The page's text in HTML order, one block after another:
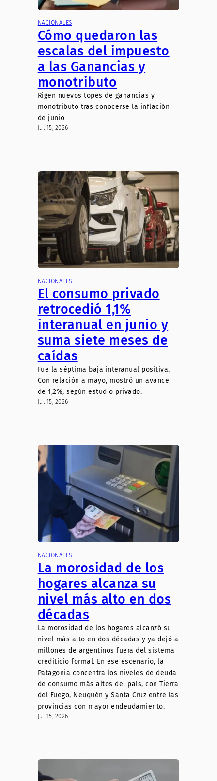
NACIONALES
Cómo quedaron las
escalas del impuesto
a las Ganancias y
monotributo
Rigen nuevos topes de ganancias y
monotributo tras conocerse la inflación
de junio
Jul 15, 2026
NACIONALES
El consumo privado
retrocedió 1,1%
interanual en junio y
suma siete meses de
caídas
Fue la séptima baja interanual positiva.
Con relación a mayo, mostró un avance
de 1,2%, según estudio privado.
Jul 15, 2026
NACIONALES
La morosidad de los
hogares alcanza su
nivel más alto en dos
décadas
La morosidad de los hogares alcanzó su
nivel más alto en dos décadas y ya dejó a
millones de argentinos fuera del sistema
crediticio formal. En ese escenario, la
Patagonia concentra los niveles de deuda
de consumo más altos del país, con Tierra
del Fuego, Neuquén y Santa Cruz entre las
provincias con mayor endeudamiento.
Jul 15, 2026